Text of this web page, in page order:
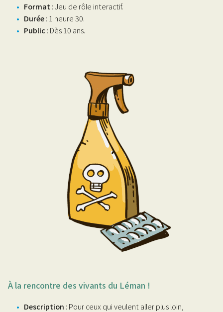
Format : Jeu de rôle interactif.
Durée: 1 heure 30.
Public : Dès 10 ans.
À la rencontre des vivants du Léman !
Description : Pour ceux qui veulent aller plus loin,